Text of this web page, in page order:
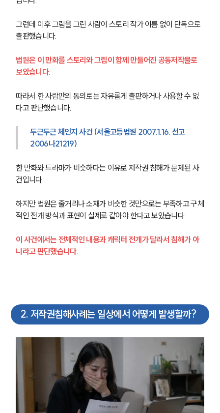
그런데 이후 그림을 그린 사람이 스토리 작가 이름 없이 단독으로
출판했습니다.
법원은 이 만화를 스토리와 그림이 함께 만들어진 공동저작물로
보았습니다.
따라서 한 사람만의 동의로는 자유롭게 출판하거나 사용할 수 없
다고 판단했습니다.
두근두근 체인지 사건 (서울고등법원 2007.1.16. 선고
2006나21219)
한 만화와 드라마가 비슷하다는 이유로 저작권 침해가 문제된 사
건입니다.
하지만 법원은 줄거리나 소재가 비슷한 것만으로는 부족하고 구체
적인 전개 방식과 표현이 실제로 같아야 한다고 보았습니다.
이 사건에서는 전체적인 내용과 캐릭터 전개가 달라서 침해가 아
니라고 판단했습니다.
2. 저작권침해사례는 일상에서 어떻게 발생할까?